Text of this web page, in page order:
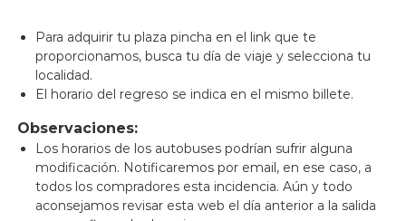
Para adquirir tu plaza pincha en el link que te
proporcionamos, busca tu día de viaje y selecciona tu
localidad.
El horario del regreso se indica en el mismo billete.
Observaciones:
Los horarios de los autobuses podrían sufrir alguna
modificación. Notificaremos por email, en ese caso, a
todos los compradores esta incidencia. Aún y todo
aconsejamos revisar esta web el día anterior a la salida